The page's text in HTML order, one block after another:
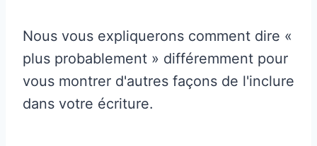
Nous vous expliquerons comment dire «
plus probablement » différemment pour
vous montrer d'autres façons de l'inclure
dans votre écriture.